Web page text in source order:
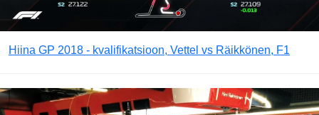
Hiina GP 2018 - kvalifikatsioon, Vettel vs Räikkönen, F1